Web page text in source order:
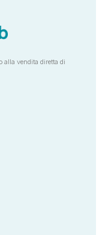
alla vendita diretta di